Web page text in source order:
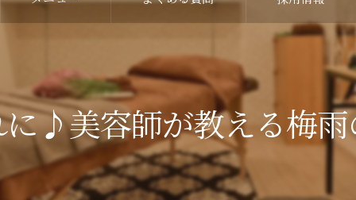
♪美容師が教える梅